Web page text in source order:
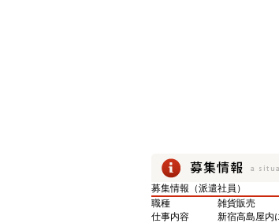
募集情報（派遣社員）
職種
雑貨販売
仕事内容
新宿高島屋内